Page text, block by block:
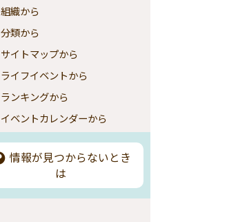
組織から
分類から
サイトマップから
ライフイベントから
ランキングから
イベントカレンダーから
情報が見つからないとき
は